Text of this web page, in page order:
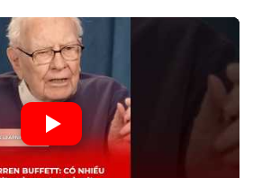
giảm sức mạnh tăng trưởng danh mục.
giữ lại lợi nhuận để tái đầu tư vào
hơn chia sẻ quá mức. Cân bằng
vệ tài sản giúp nhà đầu tư đạt được
đề cao.
TE